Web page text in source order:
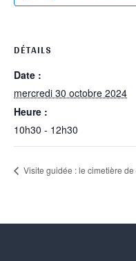
DÉTAILS
Date :
mercredi 30 octobre 2024
Heure :
10h30 - 12h30
Visite guidée : le cimetière